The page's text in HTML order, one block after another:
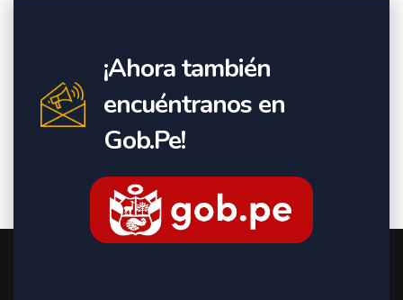
¡Ahora también
encuéntranos en
Gob.Pe!